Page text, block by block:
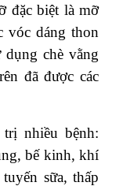
đặc biệt là mỡ
vóc dáng thon
chè vằng
đã được các
nhiều bệnh:
bế kinh, khí
sữa, thấp